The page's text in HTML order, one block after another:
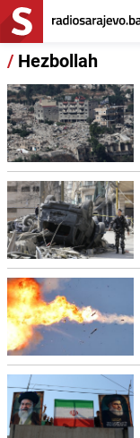
/ Hezbollah